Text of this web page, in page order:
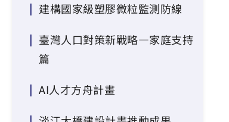
建構國家級塑膠微粒監測防線
臺灣人口對策新戰略—家庭支持
篇
AI人才方舟計畫